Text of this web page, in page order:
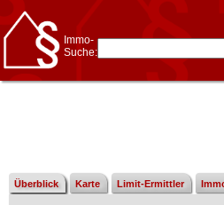
Immo-
Suche:
z.B.:15 Frankfurtfür
Frankfurt/Oder
und6 Frankfurtfür Frankfurt
Überblick Karte Limit-Ermittler